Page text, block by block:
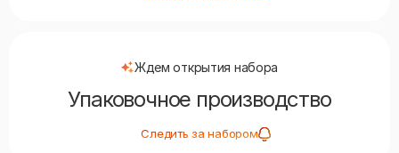
Упаковочное производство
Ждем открытия набора
Следить за набором